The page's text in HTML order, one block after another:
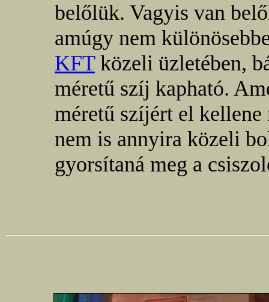
belőlük. Vagyis van
amúgy nem
KFTközeli üzletében,
méretű szíj kapható.
méretű szíjért el
nem is annyira közeli
gyorsítaná meg a